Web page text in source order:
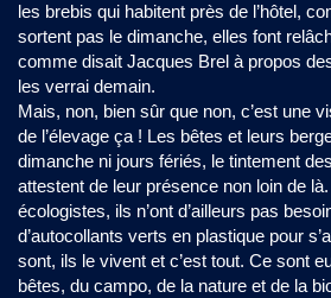
les brebis qui habitent près de l’hôtel,
sortent pas le dimanche, elles font
comme disait Jacques Brel à propos
les verrai demain.
Mais, non, bien sûr que non, c’est une
de l’élevage ça ! Les bêtes et leurs
dimanche ni jours fériés, le tintement
attestent de leur présence non loin de
écologistes, ils n’ont d’ailleurs pas
d’autocollants verts en plastique pour
sont, ils le vivent et c’est tout. Ce sont
bêtes, du campo, de la nature et de la